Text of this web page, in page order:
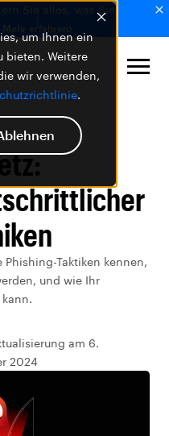
um Ihnen ein
bieten. Weitere
wir verwenden,
.
Sie alles, was Sie
Mehr erfahren
Taktiken kennen,
und wie Ihr
am 6.
2024